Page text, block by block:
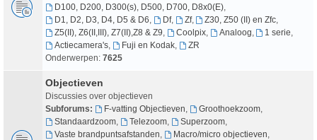
D100, D200, D300(s), D500, D700, D8x0(E),
D1, D2, D3, D4, D5 & D6
Df, Zf, Z30, Z50 (II) en Zfc
Z5(II), Z6(II,III), Z7(II),Z8 & Z9
Coolpix, Analoog 1 serie
Actiecamera's, Fuji en Kodak,
ZR
Onderwerpen: 7625
Objectieven
Discussies over objectieven
Subforums:
F-vatting Objectieven Groothoekzoom,
Standaardzoom, Telezoom, Superzoom,
Vaste brandpuntsafstanden
Macro/micro objectieven